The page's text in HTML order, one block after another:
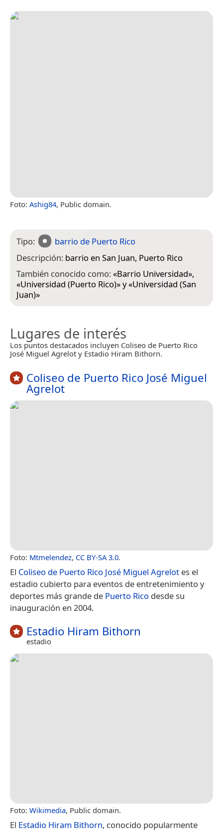
Foto: Ashig84, Public domain.
Tipo:
barrio de Puerto Rico
Descripción: barrio en San Juan, Puerto Rico
También conocido como:«Barrio Universidad»,
«Universidad (Puerto Rico)» y «Universidad (San
Juan)»
Lugares de interés
Los puntos destacados incluyen Coliseo de Puerto Rico
José Miguel Agrelot y Estadio Hiram Bithorn.
Coliseo de Puerto Rico José Miguel
Agrelot
Foto: Mtmelendez, CC BY-SA 3.0.
El Coliseo de Puerto Rico José Miguel Agrelot es el
estadio cubierto para eventos de entretenimiento y
deportes más grande de Puerto Rico desde su
inauguración en 2004.
Estadio Hiram Bithorn
estadio
Foto: Wikimedia, Public domain.
El Estadio Hiram Bithorn, conocido popularmente